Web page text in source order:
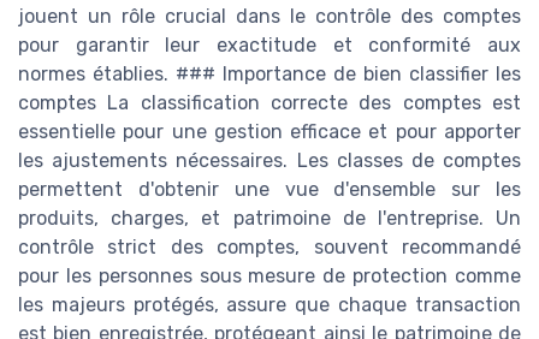
jouent un rôle crucial dans le contrôle des comptes
pour garantir leur exactitude et conformité aux
normes établies. ### Importance de bien classifier les
comptes La classification correcte des comptes est
essentielle pour une gestion efficace et pour apporter
les ajustements nécessaires. Les classes de comptes
permettent d'obtenir une vue d'ensemble sur les
produits, charges, et patrimoine de l'entreprise. Un
contrôle strict des comptes, souvent recommandé
pour les personnes sous mesure de protection comme
les majeurs protégés, assure que chaque transaction
est bien enregistrée, protégeant ainsi le patrimoine de